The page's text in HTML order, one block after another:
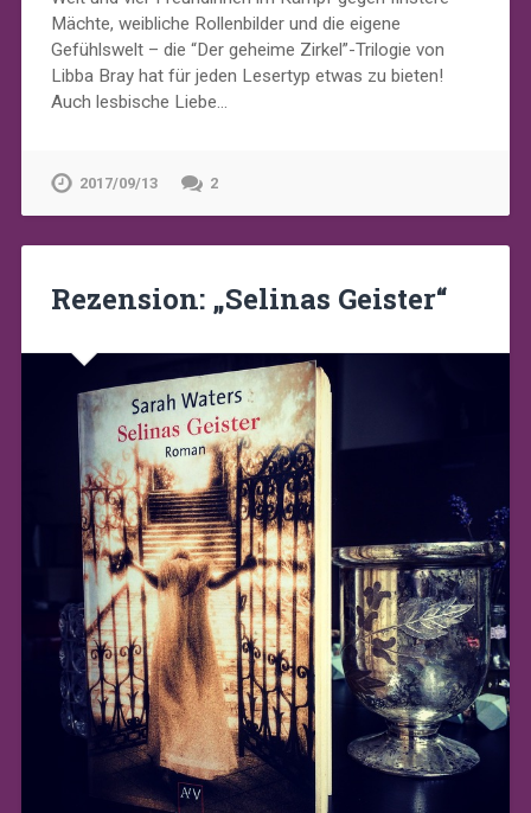
Mächte, weibliche Rollenbilder und die eigene
Gefühlswelt – die “Der geheime Zirkel”-Trilogie von
Libba Bray hat für jeden Lesertyp etwas zu bieten!
Auch lesbische Liebe…
2017/09/13 2
Rezension: „Selinas Geister“